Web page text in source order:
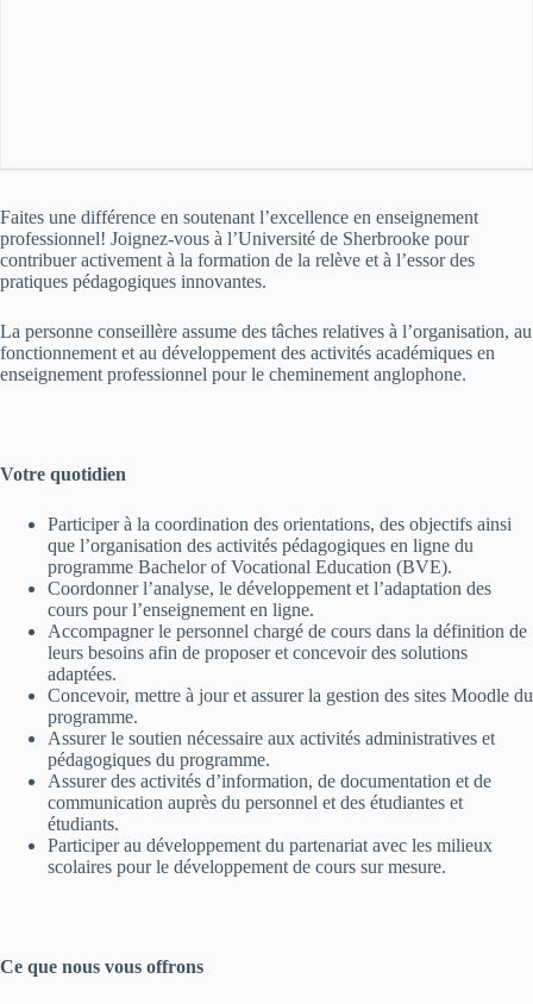
Faites une différence en soutenant l’excellence en enseignement
professionnel! Joignez-vous à l’Université de Sherbrooke pour
contribuer activement à la formation de la relève et à l’essor des
pratiques pédagogiques innovantes.
La personne conseillère assume des tâches relatives à l’organisation, au
fonctionnement et au développement des activités académiques en
enseignement professionnel pour le cheminement anglophone.
Votre quotidien
Participer à la coordination des orientations, des objectifs ainsi
que l’organisation des activités pédagogiques en ligne du
programme Bachelor of Vocational Education (BVE).
Coordonner l’analyse, le développement et l’adaptation des
cours pour l’enseignement en ligne.
Accompagner le personnel chargé de cours dans la définition de
leurs besoins afin de proposer et concevoir des solutions
adaptées.
Concevoir, mettre à jour et assurer la gestion des sites Moodle du
programme.
Assurer le soutien nécessaire aux activités administratives et
pédagogiques du programme.
Assurer des activités d’information, de documentation et de
communication auprès du personnel et des étudiantes et
étudiants.
Participer au développement du partenariat avec les milieux
scolaires pour le développement de cours sur mesure.
Ce que nous vous offrons